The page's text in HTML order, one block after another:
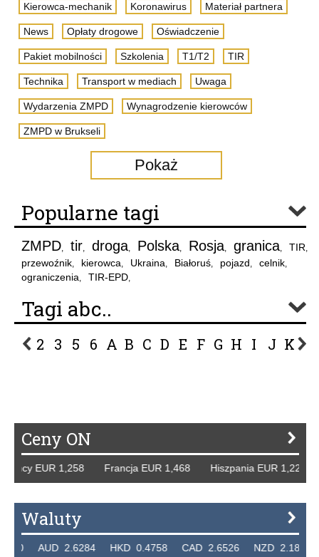
Kierowca-mechanik Koronawirus Materiał partnera
News Opłaty drogowe Oświadczenie
Pakiet mobilności Szkolenia T1/T2 TIR
Technika Transport w mediach Uwaga
Wydarzenia ZMPD Wynagrodzenie kierowców
ZMPD w Brukseli
Pokaż
Popularne tagi
ZMPD, tir, droga, Polska, Rosja, granica, TIR,
przewoźnik, kierowca, Ukraina, Białoruś, pojazd, celnik,
ograniczenia, TIR-EPD,
Tagi abc..
2 3 5 6 A B C D E F G H I J K L
Ceny ON
EUR 1,258 Francja EUR 1,468 Hiszpania EUR
Waluty
AUD 2.6284 HKD 0.4758 CAD 2.6526 NZD